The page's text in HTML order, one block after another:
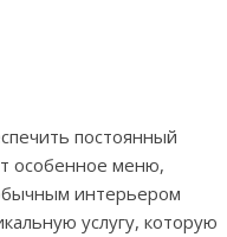
постоянный
особенное меню,
интерьером
услугу, которую